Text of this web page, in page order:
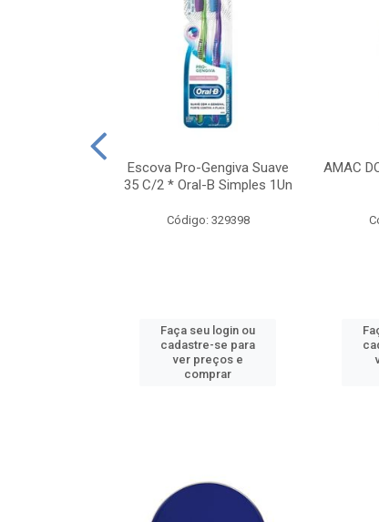
Escova Pro-Gengiva Suave
35 C/2 * Oral-B Simples 1Un
Código: 329398
Faça seu login ou
cadastre-se para
ver preços e
comprar
AMAC